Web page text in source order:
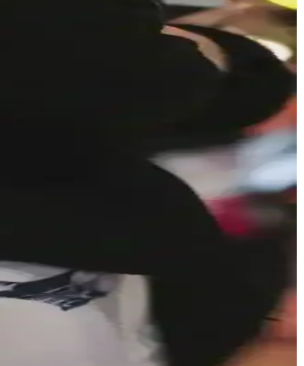
Markalar ve malzeme tercihleri önemlidir.
yüksek bir seçenek sunar.
etkiler.